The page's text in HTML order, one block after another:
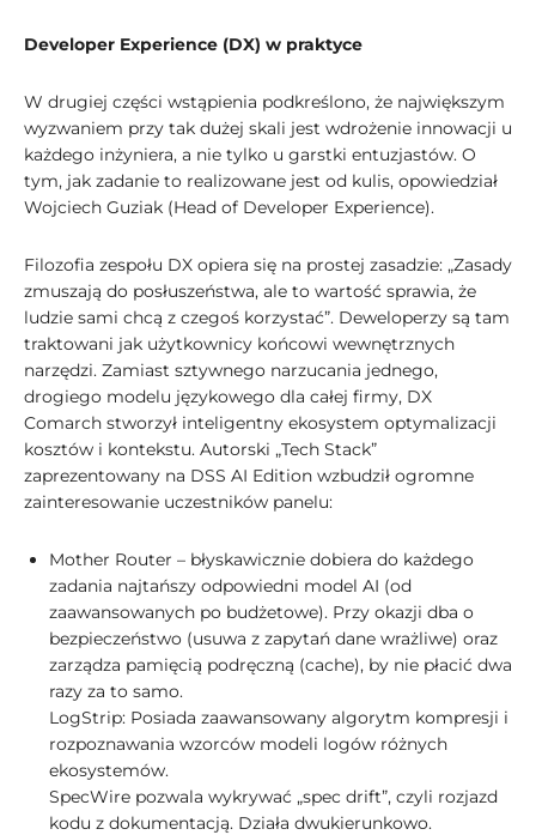
Developer Experience (DX) w praktyce
W drugiej części wstąpienia podkreślono, że największym
wyzwaniem przy tak dużej skali jest wdrożenie innowacji u
każdego inżyniera, a nie tylko u garstki entuzjastów. O
tym, jak zadanie to realizowane jest od kulis, opowiedział
Wojciech Guziak (Head of Developer Experience).
Filozofia zespołu DX opiera się na prostej zasadzie: „Zasady
zmuszają do posłuszeństwa, ale to wartość sprawia, że
ludzie sami chcą z czegoś korzystać”. Deweloperzy są tam
traktowani jak użytkownicy końcowi wewnętrznych
narzędzi. Zamiast sztywnego narzucania jednego,
drogiego modelu językowego dla całej firmy, DX
Comarch stworzył inteligentny ekosystem optymalizacji
kosztów i kontekstu. Autorski „Tech Stack”
zaprezentowany na DSS AI Edition wzbudził ogromne
zainteresowanie uczestników panelu:
Mother Router – błyskawicznie dobiera do każdego
zadania najtańszy odpowiedni model AI (od
zaawansowanych po budżetowe). Przy okazji dba o
bezpieczeństwo (usuwa z zapytań dane wrażliwe) oraz
zarządza pamięcią podręczną (cache), by nie płacić dwa
razy za to samo.
LogStrip: Posiada zaawansowany algorytm kompresji i
rozpoznawania wzorców modeli logów różnych
ekosystemów.
SpecWire pozwala wykrywać „spec drift”, czyli rozjazd
kodu z dokumentacją. Działa dwukierunkowo.